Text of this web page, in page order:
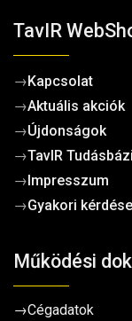
TavIR
→Kapcsolat
→Aktuális akciók
→Újdonságok
→TavIR
→Impresszum
→Gyakori
Működési
→Cégadatok